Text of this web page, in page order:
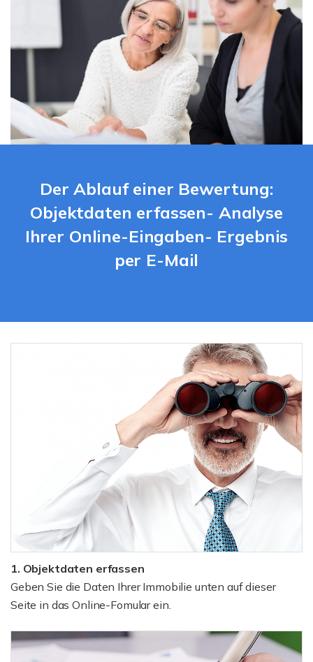
Der Ablauf einer Bewertung:
Objektdaten erfassen- Analyse
Ihrer Online-Eingaben- Ergebnis
per E-Mail
1. Objektdaten erfassen
Geben Sie die Daten Ihrer Immobilie unten auf dieser
Seite in das Online-Fomular ein.